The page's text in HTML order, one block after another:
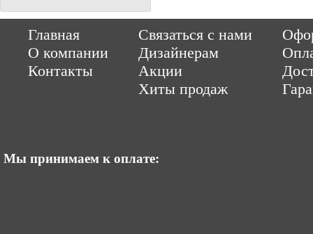
Главная
О компании
Контакты
Связаться с нами
Дизайнерам
Акции
Хиты продаж
Мы принимаем к оплате:
ItCompany Продвижение сайтов by «ВзлЁт»